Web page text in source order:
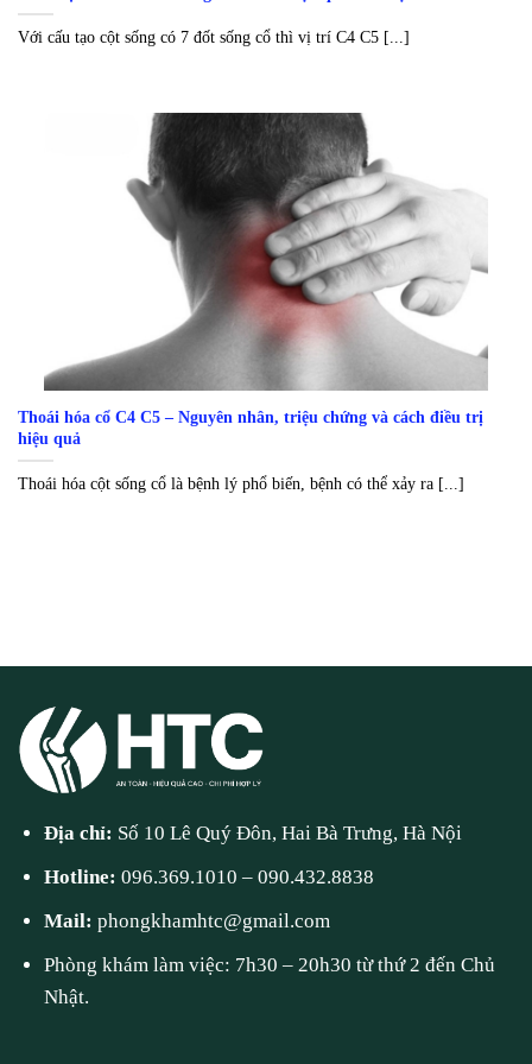
Với cấu tạo cột sống có 7 đốt sống cổ thì vị trí C4 C5 [...]
Thoái hóa cổ C4 C5 – Nguyên nhân, triệu chứng và cách điều trị
hiệu quả
Thoái hóa cột sống cổ là bệnh lý phổ biến, bệnh có thể xảy ra [...]
Địa chỉ: Số 10 Lê Quý Đôn, Hai Bà Trưng, Hà Nội
Hotline:096.369.1010 –090.432.8838
Mail:phongkhamhtc@gmail.com
Phòng khám làm việc: 7h30 – 20h30 từ thứ 2 đến Chủ
Nhật.